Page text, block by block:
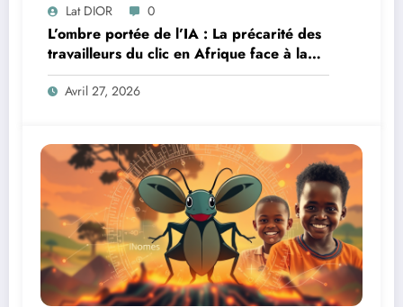
Lat DIOR 0
L’ombre portée de l’IA : La précarité des
travailleurs du clic en Afrique face à la
révolution numérique
Avril 27, 2026